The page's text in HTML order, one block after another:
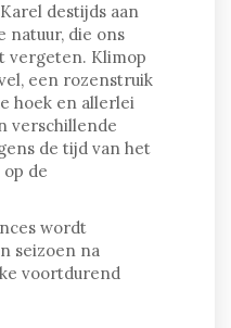
destijds aan
natuur, die ons
vergeten. Klimop
een rozenstruik
hoek en allerlei
verschillende
de tijd van het
de
wordt
seizoen na
voortdurend